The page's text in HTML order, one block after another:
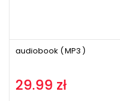
audiobook (MP3 )
29.99 zł